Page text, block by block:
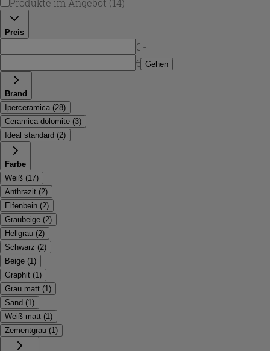
Produkte im Angebot (14)
Preis
€ -
€ Gehen
Brand
Iperceramica (28)
Ceramica dolomite (3)
Ideal standard (2)
Farbe
Weiß (17)
Anthrazit (2)
Elfenbein (2)
Graubeige (2)
Hellgrau (2)
Schwarz (2)
Beige (1 )
Graphit (1 )
Grau matt (1 )
Sand (1 )
Weiß matt (1 )
Zementgrau (1 )